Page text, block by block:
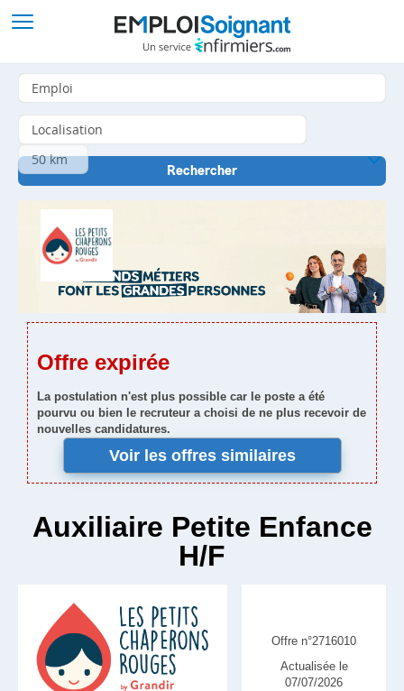
Offre expirée
La postulation n'est plus possible car le poste a été
pourvu ou bien le recruteur a choisi de ne plus recevoir de
nouvelles candidatures.
Voir les offres similaires
Auxiliaire Petite Enfance
H/F
Offre n°2716010
Actualisée le
07/07/2026